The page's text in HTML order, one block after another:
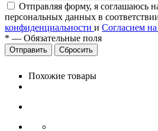
Отправляя форму, я соглашаюсь
персональных данных в
конфиденциальности и Согласием
* — Обязательные поля
Сбросить
Похожие товары